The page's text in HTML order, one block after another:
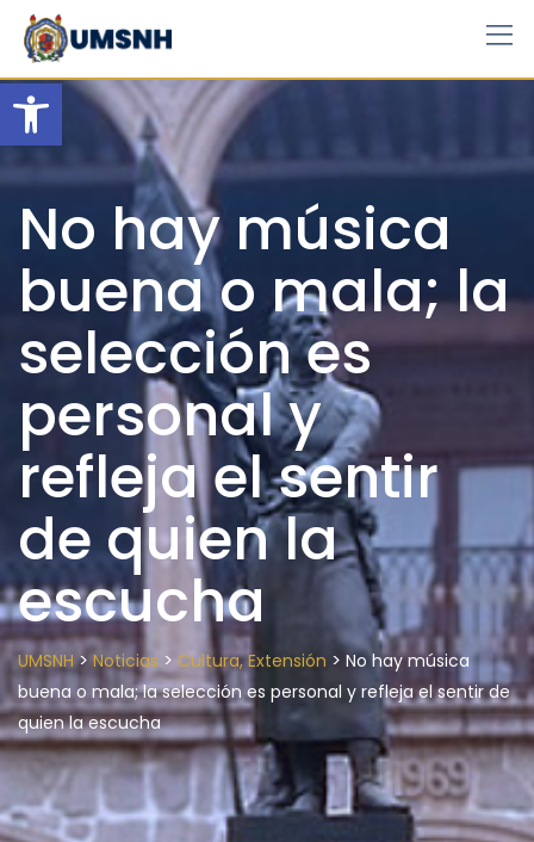
Open toolbar
Skip
content
No hay música
buena o mala; la
selección es
personal y
refleja el sentir
de quien la
escucha
UMSNH> Noticias > Cultura, Extensión > No hay música
buena o mala; la selección es personal y refleja el sentir de
quien la escucha